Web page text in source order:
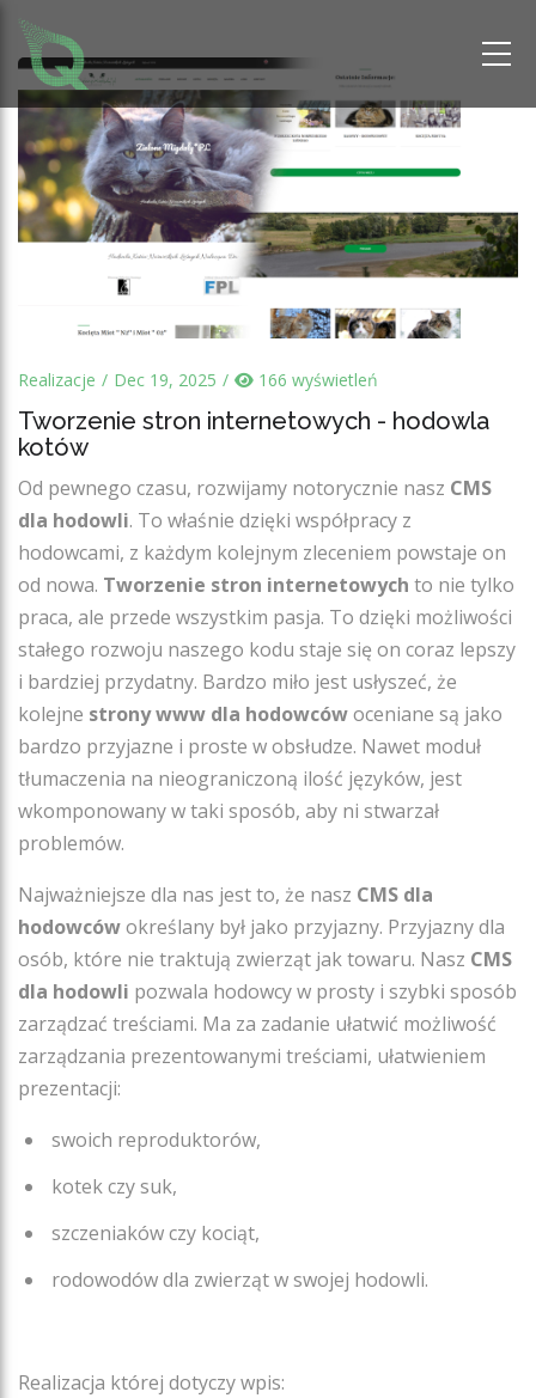
Realizacje Dec 19, 2025 166 wyświetleń
Tworzenie stron internetowych - hodowla
kotów
Od pewnego czasu, rozwijamy notorycznie nasz CMS
dla hodowli. To właśnie dzięki współpracy z
hodowcami, z każdym kolejnym zleceniem powstaje on
od nowa. Tworzenie stron internetowych to nie tylko
praca, ale przede wszystkim pasja. To dzięki możliwości
stałego rozwoju naszego kodu staje się on coraz lepszy
i bardziej przydatny. Bardzo miło jest usłyszeć, że
kolejne strony www dla hodowcówoceniane są jako
bardzo przyjazne i proste w obsłudze. Nawet moduł
tłumaczenia na nieograniczoną ilość języków, jest
wkomponowany w taki sposób, aby ni stwarzał
problemów.
Najważniejsze dla nas jest to, że nasz CMS dla
hodowcówokreślany był jako przyjazny. Przyjazny dla
osób, które nie traktują zwierząt jak towaru. Nasz CMS
dla hodowli pozwala hodowcy w prosty i szybki sposób
zarządzać treściami. Ma za zadanie ułatwić możliwość
zarządzania prezentowanymi treściami, ułatwieniem
prezentacji:
swoich reproduktorów,
kotek czy suk,
szczeniaków czy kociąt,
rodowodów dla zwierząt w swojej hodowli.
Realizacja której dotyczy wpis: